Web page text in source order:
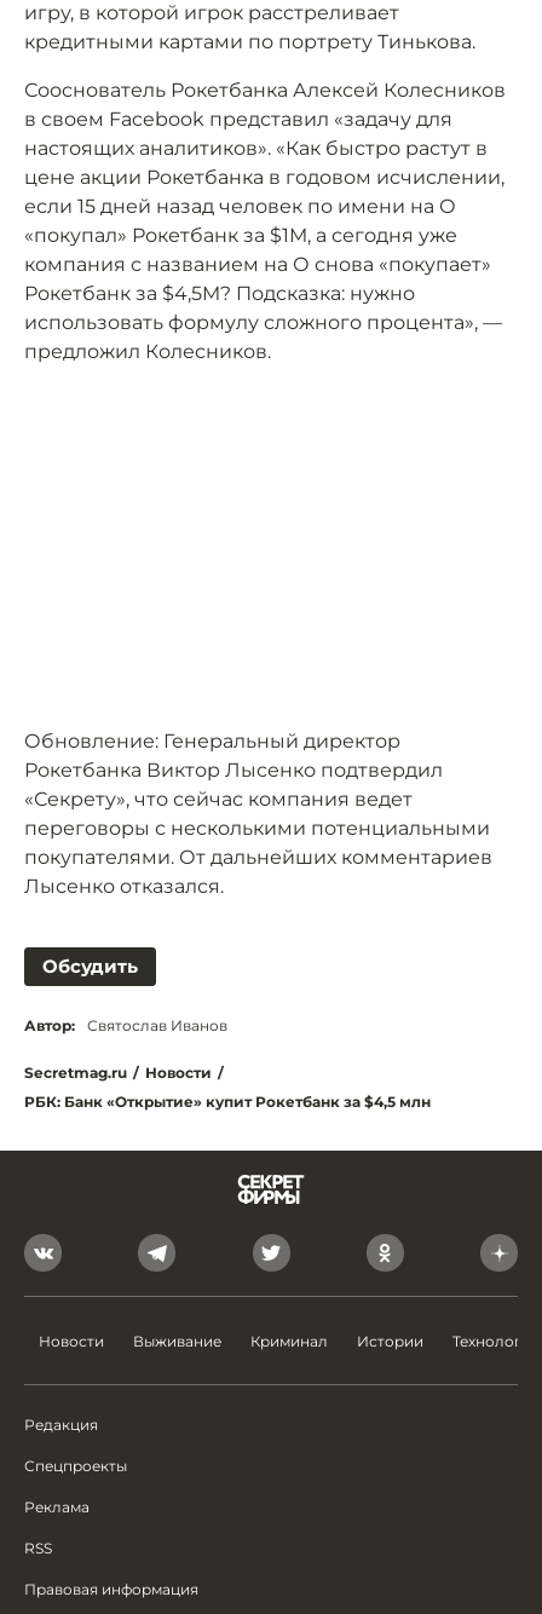
игру, в которой игрок расстреливает
кредитными картами по портрету Тинькова.
Сооснователь Рокетбанка Алексей Колесников
в своем Facebook представил «задачу для
настоящих аналитиков». «Как быстро растут в
цене акции Рокетбанка в годовом исчислении,
если 15 дней назад человек по имени на О
«покупал» Рокетбанк за $1M, а сегодня уже
компания с названием на О снова «покупает»
Рокетбанк за $4,5M? Подсказка: нужно
использовать формулу сложного процента», —
предложил Колесников.
Обновление: Генеральный директор
Рокетбанка Виктор Лысенко подтвердил
«Секрету», что сейчас компания ведет
переговоры с несколькими потенциальными
покупателями. От дальнейших комментариев
Лысенко отказался.
Обсудить
Автор: Святослав Иванов
Secretmag.ru / Новости /
РБК: Банк «Открытие» купит Рокетбанк за $4,5 млн
Новости Выживание Криминал Истории Технологии
Редакция
Спецпроекты
Реклама
RSS
Правовая информация